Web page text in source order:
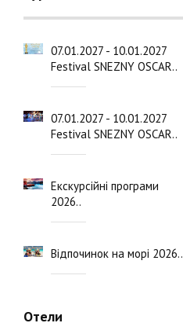
07.01.2027 - 10.01.2027
Festival SNEZNY OSCAR..
07.01.2027 - 10.01.2027
Festival SNEZNY OSCAR..
Екскурсійні програми
2026..
Відпочинок на морі 2026..
Отели